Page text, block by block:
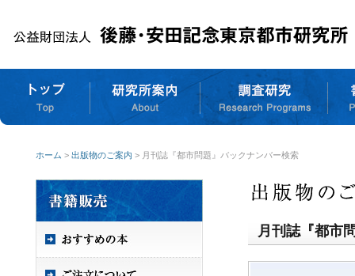
ホーム > 出版物のご案内 > 月刊誌『都市問題』バックナンバー検索
月刊誌『都市